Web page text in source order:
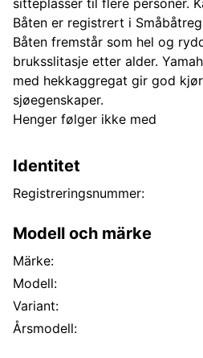
sitteplasser til flere personer.
Båten er registrert i
Båten fremstår som hel og
bruksslitasje etter alder.
med hekkaggregat gir god
sjøegenskaper.
Henger følger ikke med
Identitet
Registreringsnummer:
Modell och märke
Märke:
Modell:
Variant:
Årsmodell: